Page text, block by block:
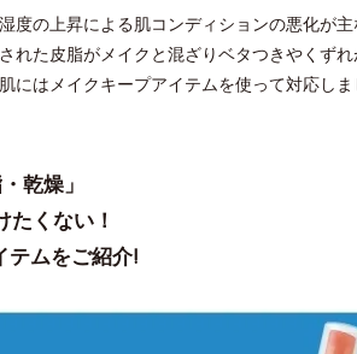
度の上昇による肌コンディションの悪化が
た皮脂がメイクと混ざりベタつきやくずれ
はメイクキープアイテムを使って対応しま
乾燥」
たくない！
テムをご紹介!